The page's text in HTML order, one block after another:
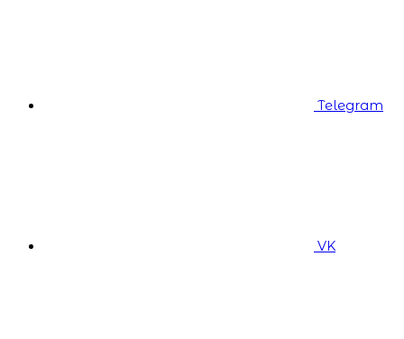
Telegram
VK